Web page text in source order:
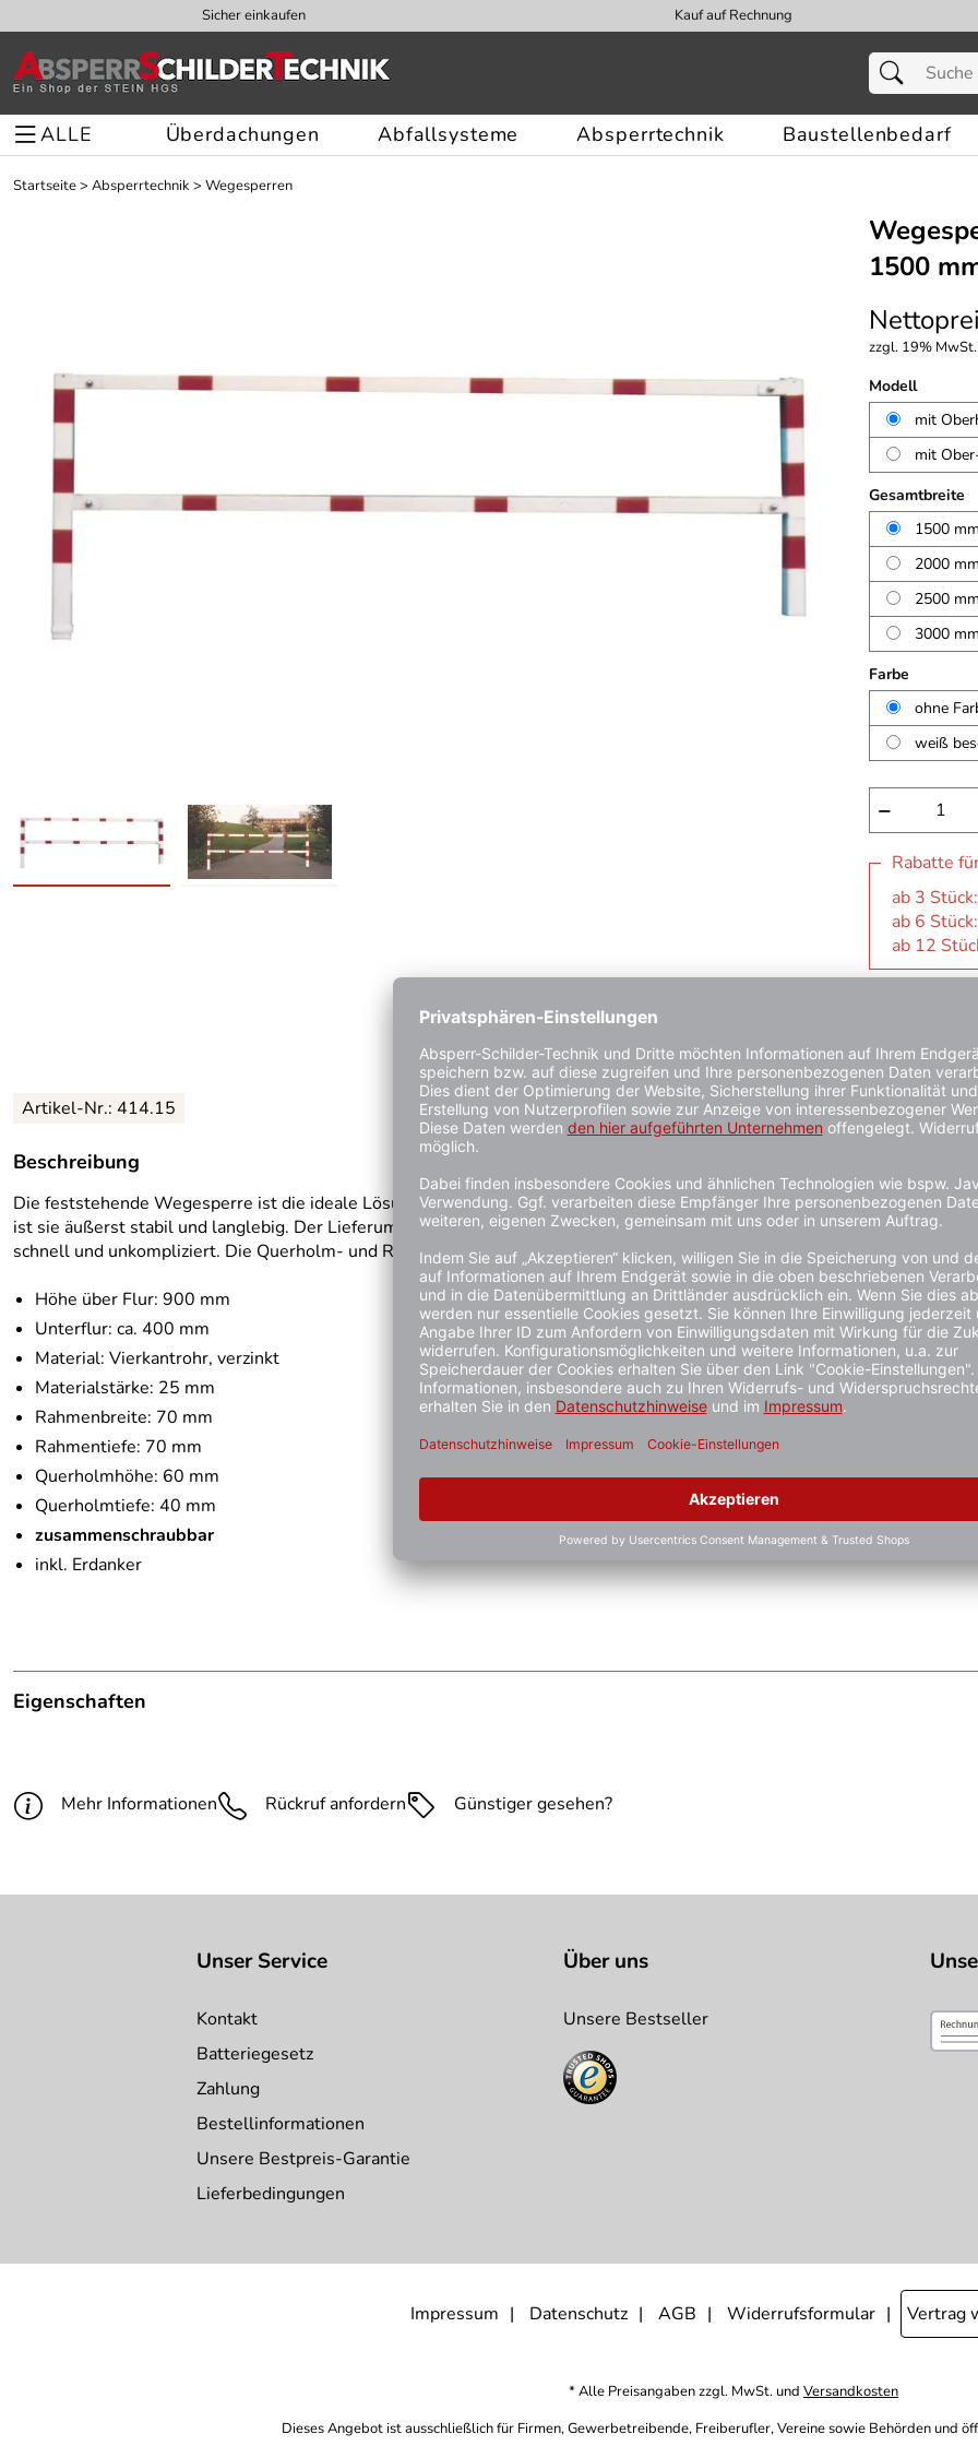
Sicher einkaufen Kauf auf Rechnung
ALLE Überdachungen Abfallsysteme Absperrtechnik Baustellenbedarf
Startseite> Absperrtechnik > Wegesperren
1500
zzgl. 19%
Modell
mit
mit
Gesamtbreite
1500 mm
2000 mm
2500 mm
3000 mm
Farbe
ohne
weiß
−
Rabatte
ab 3
ab 6
ab 12
Kauf auf
Artikel-Nr.: 414.15
Beschreibung
Die feststehende Wegesperre ist die ideale Lösung, um Wege dauerhaft zu sichern. Mit einer Höhe über Flur von 900
ist sie äußerst stabil und langlebig. Der Lieferumfang beinhaltet Erdanker für eine einfache und sichere Befestigung.
schnell und unkompliziert. Die Querholm- und Rahmenmaße sorgen für eine hohe Sicherheit und Stabilität.
Höhe über Flur: 900 mm
Unterflur: ca. 400 mm
Material: Vierkantrohr, verzinkt
Materialstärke: 25 mm
Rahmenbreite: 70 mm
Rahmentiefe: 70 mm
Querholmhöhe: 60 mm
Querholmtiefe: 40 mm
zusammenschraubbar
inkl. Erdanker
Eigenschaften
Modell:
mit Oberholm
Farbe:
ohne Farbe, verzinkt
Mehr Informationen Rückruf anfordern Günstiger gesehen?
Unser Service
Kontakt
Batteriegesetz
Zahlung
Bestellinformationen
Unsere Bestpreis-Garantie
Lieferbedingungen
Über uns
Unsere Bestseller
Impressum Datenschutz AGB Widerrufsformular Vertrag
* Alle Preisangaben zzgl. MwSt. und Versandkosten
Dieses Angebot ist ausschließlich für Firmen, Gewerbetreibende, Freiberufler, Vereine sowie Behörden und